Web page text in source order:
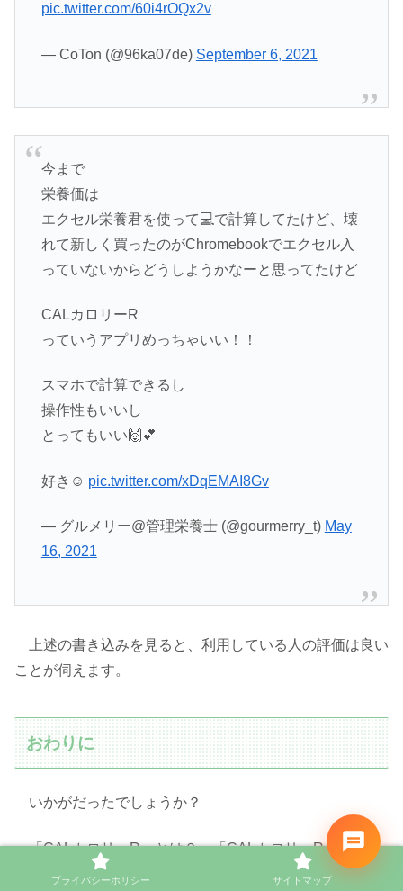
pic.twitter.com/60i4rOQx2v
— CoTon (@96ka07de) September 6, 2021
今まで
栄養価は
エクセル栄養君を使って💻で計算してたけど、壊
れて新しく買ったのがChromebookでエクセル入
っていないからどうしようかなーと思ってたけど
CALカロリーR
っていうアプリめっちゃいい！！
スマホで計算できるし
操作性もいいし
とってもいい🙌💕
好き☺️ pic.twitter.com/xDqEMAI8Gv
— グルメリー@管理栄養士 (@gourmerry_t) May
16, 2021
上述の書き込みを見ると、利用している人の評価は良い
ことが伺えます。
おわりに
いかがだったでしょうか？
「CALカロリーR」とは？、「CALカロリーR」の特
徴、「CALカロリーR」の使い方、「CALカロリーR」の
プライバシーホリシー サイトマップ